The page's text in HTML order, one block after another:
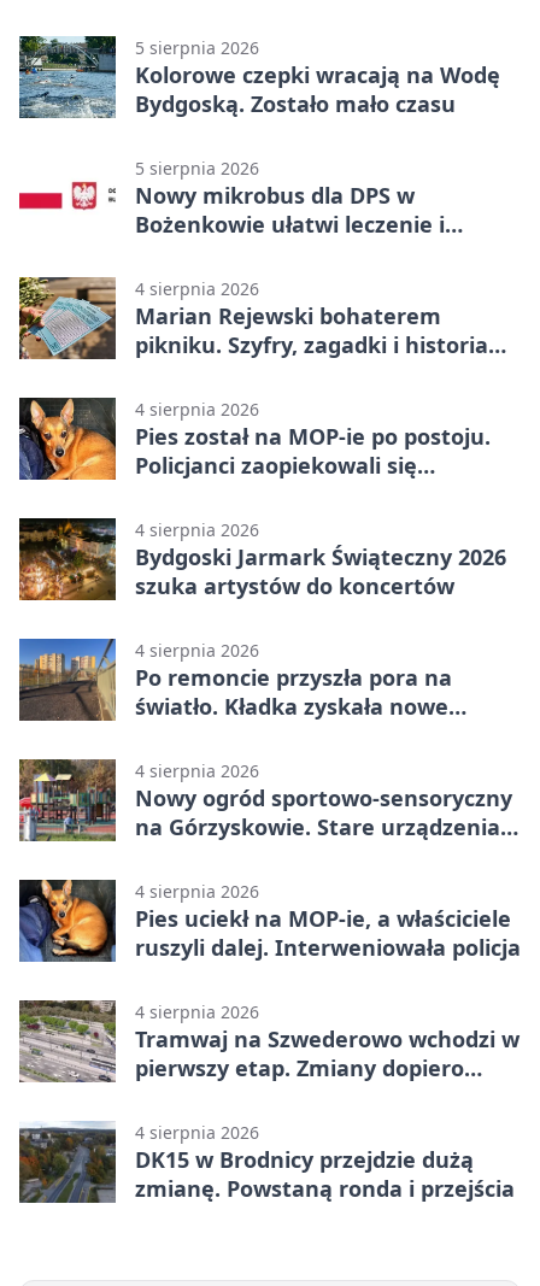
5 sierpnia 2026
Kolorowe czepki wracają na Wodę
Bydgoską. Zostało mało czasu
5 sierpnia 2026
Nowy mikrobus dla DPS w
Bożenkowie ułatwi leczenie i
4 sierpnia 2026
Marian Rejewski bohaterem
pikniku. Szyfry, zagadki i historia
4 sierpnia 2026
Pies został na MOP-ie po postoju.
Policjanci zaopiekowali się
4 sierpnia 2026
Bydgoski Jarmark Świąteczny 2026
szuka artystów do koncertów
4 sierpnia 2026
Po remoncie przyszła pora na
światło. Kładka zyskała nowe
4 sierpnia 2026
Nowy ogród sportowo-sensoryczny
na Górzyskowie. Stare urządzenia
4 sierpnia 2026
Pies uciekł na MOP-ie, a właściciele
ruszyli dalej. Interweniowała policja
4 sierpnia 2026
Tramwaj na Szwederowo wchodzi w
pierwszy etap. Zmiany dopiero
4 sierpnia 2026
DK15 w Brodnicy przejdzie dużą
zmianę. Powstaną ronda i przejścia